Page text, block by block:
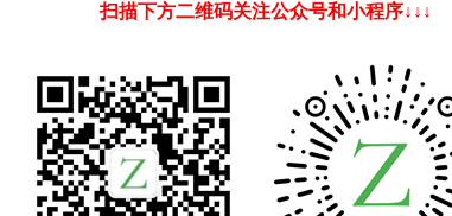
扫描下方二维码关注公众号和小程序↓↓↓